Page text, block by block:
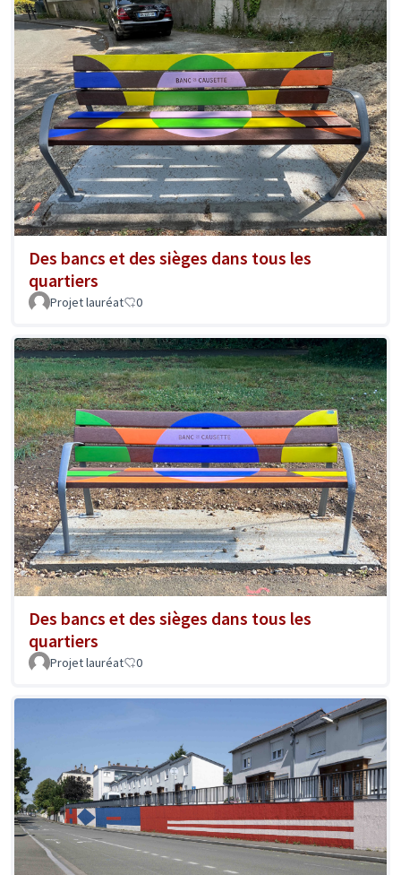
Des bancs et des sièges dans tous les
quartiers
Projet lauréat 0
Des bancs et des sièges dans tous les
quartiers
Projet lauréat 0